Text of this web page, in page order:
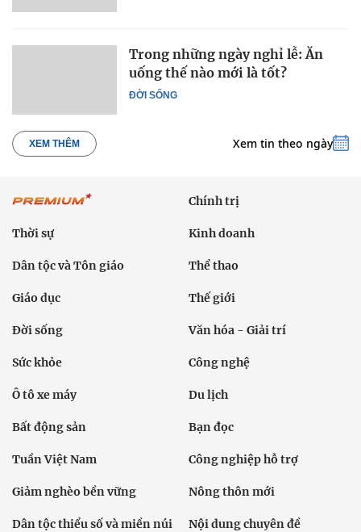
ĐỜI SỐNG
Trong những ngày nghỉ lễ: Ăn
uống thế nào mới là tốt?
XEM THÊM Xem tin theo ngày
Chính trị
Thời sự Kinh doanh
Dân tộc và Tôn giáo Thể thao
Giáo dục Thế giới
Đời sống Văn hóa - Giải trí
Sức khỏe Công nghệ
Ô tô xe máy Du lịch
Bất động sản Bạn đọc
Tuần Việt Nam Công nghiệp hỗ trợ
Giảm nghèo bền vững Nông thôn mới
Dân tộc thiểu số và miền núi Nội dung chuyên đề